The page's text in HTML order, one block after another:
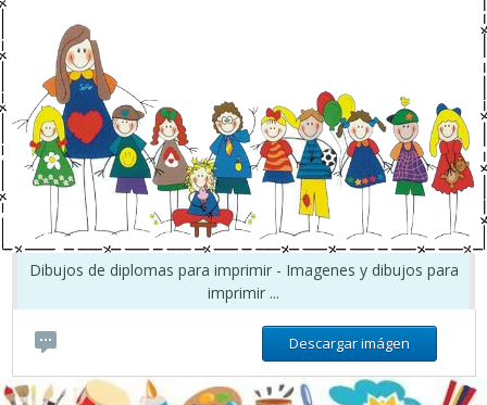
Dibujos de diplomas para imprimir - Imagenes y dibujos para
imprimir ...
Descargar imágen